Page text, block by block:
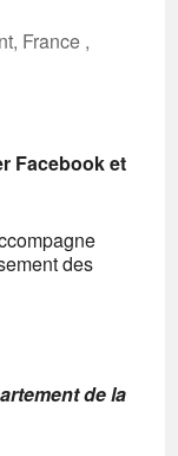
France ,
Facebook et
des
de la